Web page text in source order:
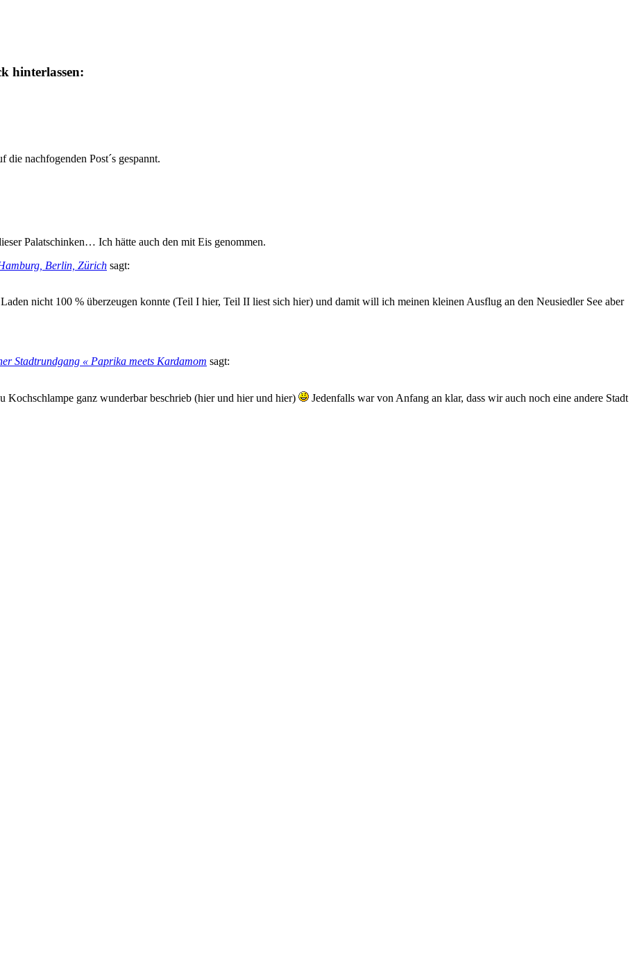
hinterlassen:
nachfogenden Post´s gespannt.
Palatschinken… Ich hätte auch den mit Eis genommen.
Berlin, Zürich sagt:
nicht 100 % überzeugen konnte (Teil I hier, Teil II liest sich hier) und damit will ich meinen kleinen Ausflug an den Neusiedler See aber
Stadtrundgang « Paprika meets Kardamom sagt:
Kochschlampe ganz wunderbar beschrieb (hier und hier und hier)
Jedenfalls war von Anfang an klar, dass wir auch noch eine andere Stadt